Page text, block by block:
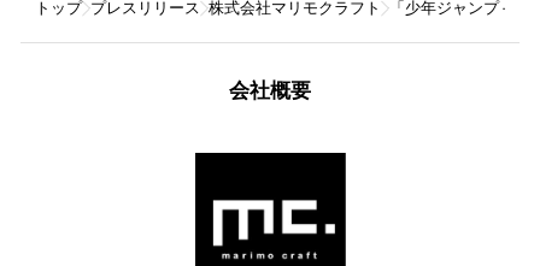
トップ プレスリリース 株式会社マリモクラフト 「少年ジャンプ＋
会社概要